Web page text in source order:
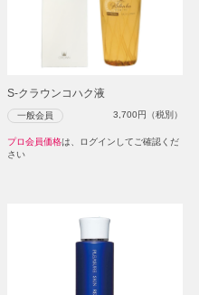
S-クラウンコハク液
一般会員 3,700円（税別）
プロ会員価格は、ログインしてご確認くだ
さい